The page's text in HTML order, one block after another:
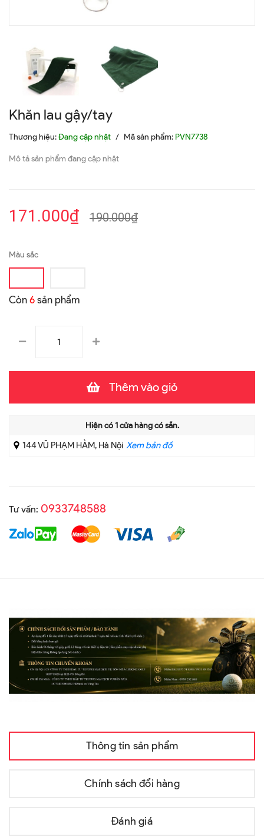
Khăn lau gậy/tay
Thương hiệu:Đang cập nhật / Mã sản phẩm: PVN7738
Mô tả sản phẩm đang cập nhật
171.000₫ 190.000₫
Màu sắc
Còn 6 sản phẩm
Thêm vào giỏ
Hiện có1cửa hàng có sẵn.
144 VŨ PHẠM HÀM, Hà Nội Xem bản đồ
Tư vấn: 0933748588
Thông tin sản phẩm
Chính sách đổi hàng
Đánh giá